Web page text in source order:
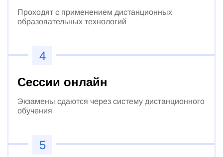
Проходят с применением дистанционных
образовательных технологий
4
Сессии онлайн
Экзамены сдаются через систему дистанционного
обучения
5